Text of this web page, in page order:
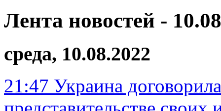
Лента новостей -
среда, 10.08.2022
21:47 Украина